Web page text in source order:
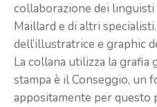
collaborazione dei linguisti
Maillard e di altri
dell’illustratrice e graphic
La collana utilizza la grafia
stampa è il Conseggio, un
appositamente per